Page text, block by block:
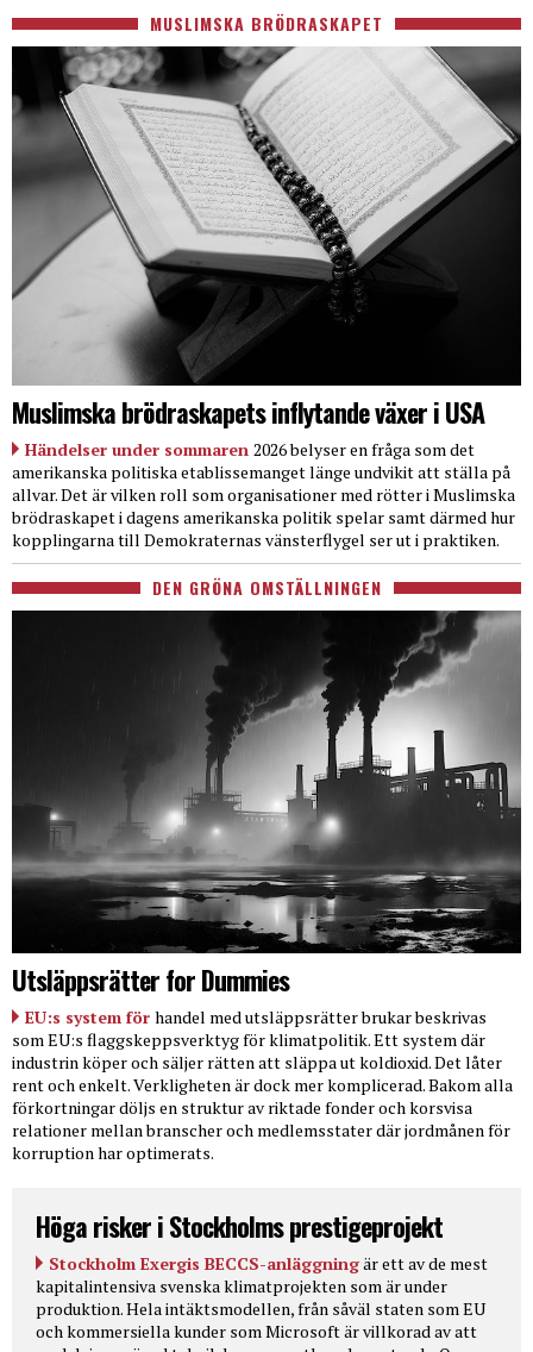
MUSLIMSKA BRÖDRASKAPET
Muslimska brödraskapets inflytande växer i USA
Händelser under sommaren 2026 belyser en fråga som det
amerikanska politiska etablissemanget länge undvikit att ställa på
allvar. Det är vilken roll som organisationer med rötter i Muslimska
brödraskapet i dagens amerikanska politik spelar samt därmed hur
kopplingarna till Demokraternas vänsterflygel ser ut i praktiken.
DEN GRÖNA OMSTÄLLNINGEN
Utsläppsrätter for Dummies
EU:s system för handel med utsläppsrätter brukar beskrivas
som EU:s flaggskeppsverktyg för klimatpolitik. Ett system där
industrin köper och säljer rätten att släppa ut koldioxid. Det låter
rent och enkelt. Verkligheten är dock mer komplicerad. Bakom alla
förkortningar döljs en struktur av riktade fonder och korsvisa
relationer mellan branscher och medlemsstater där jordmånen för
korruption har optimerats.
Höga risker i Stockholms prestigeprojekt
Stockholm Exergis BECCS-anläggningär ett av de mest
kapitalintensiva svenska klimatprojekten som är under
produktion. Hela intäktsmodellen, från såväl staten som EU
och kommersiella kunder som Microsoft är villkorad av att